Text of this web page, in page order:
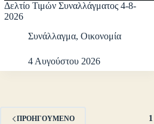
Δελτίο Τιμών Συναλλάγματος 4-8-
2026
Συνάλλαγμα, Οικονομία
4 Αυγούστου 2026
ΠΡΟΗΓΟΎΜΕΝΟ 1